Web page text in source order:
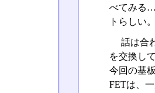
べてみる
トらしい
話は合
を交換し
今回の基
FETは、